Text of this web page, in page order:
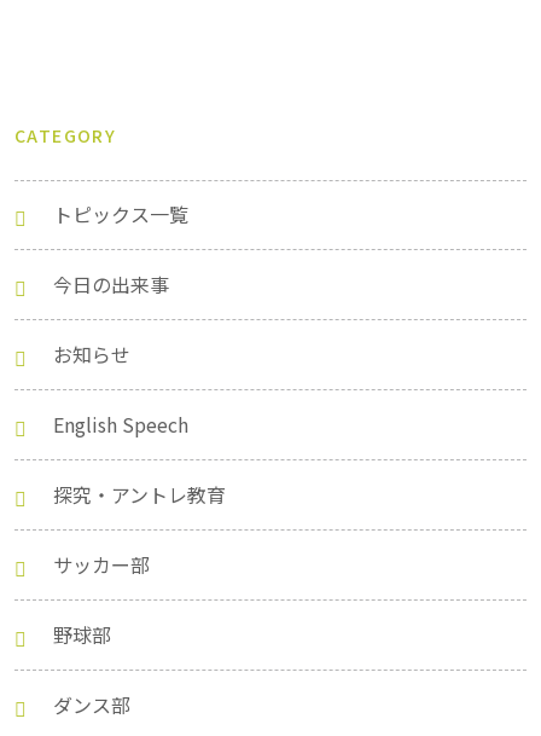
CATEGORY
トピックス一覧
今日の出来事
お知らせ
English Speech
探究・アントレ教育
サッカー部
野球部
ダンス部